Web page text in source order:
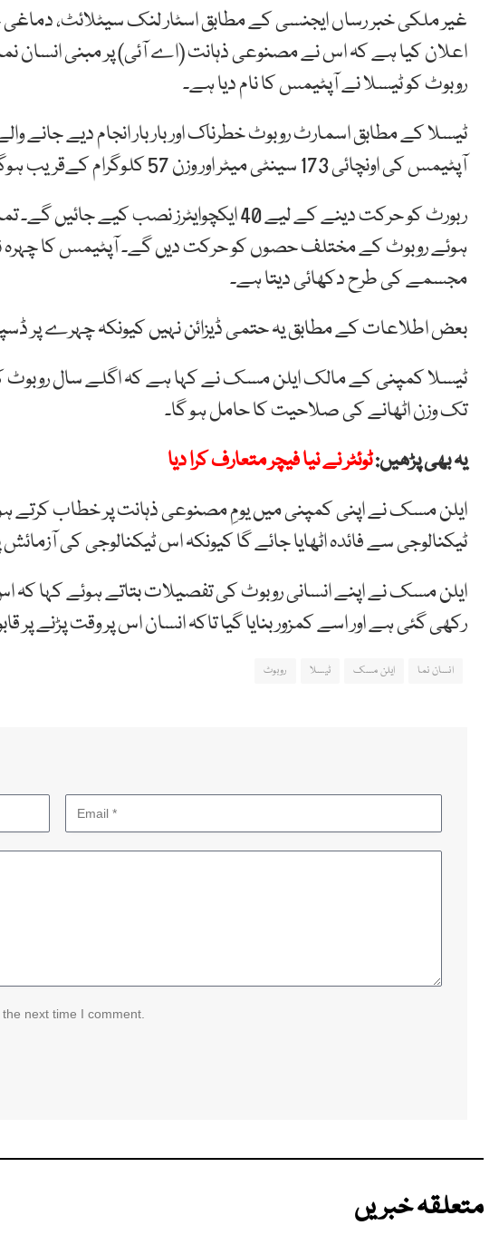
غیر ملکی خبر رساں ایجنسی کے مطابق اسٹار لنک سیٹلائٹ، دماغی
اعلان کیا ہے کہ اس نے مصنوعی ذہانت (اے آئی) پر مبنی انسان نما
روبوٹ کو ٹیسلا نے آپٹیمس کا نام دیا ہے۔
ٹیسلا کے مطابق اسمارٹ روبوٹ خطرناک اور بار بار انجام دیے
آپٹیمس کی اونچائی 173 سینٹی میٹر اور وزن 57 کلوگرام کےقریب ہوگا۔
ربورٹ کو حرکت دینے کے لیے 40 ایکچوایٹرز نصب
ہوئے روبوٹ کے مختلف حصوں کو حرکت دیں گے۔ آپٹیمس کا چہرہ
مجسمے کی طرح دکھائی دیتا ہے۔
بعض اطلاعات کے مطابق یہ حتمی ڈیزائن نہیں کیونکہ چہرے پر
تک وزن اٹھانے کی صلاحیت کا حامل ہو گا۔
یہ بھی پڑھیں:ٹوئٹر نے نیا فیچر متعارف کرا دیا
ایلن مسک نے اپنی کمپنی میں یومِ مصنوعی ذہانت پر خطاب کرتے
ٹیکنالوجی سے فائدہ اٹھایا جائے گا کیونکہ اس ٹیکنالوجی کی
رکھی گئی ہے اور اسے کمزور بنایا گیا تاکہ انسان اس پر وقت پڑنے پر
انسان نما ایلن مسک ٹیسلا روبوٹ
next time I comment.
متعلقہ خبریں